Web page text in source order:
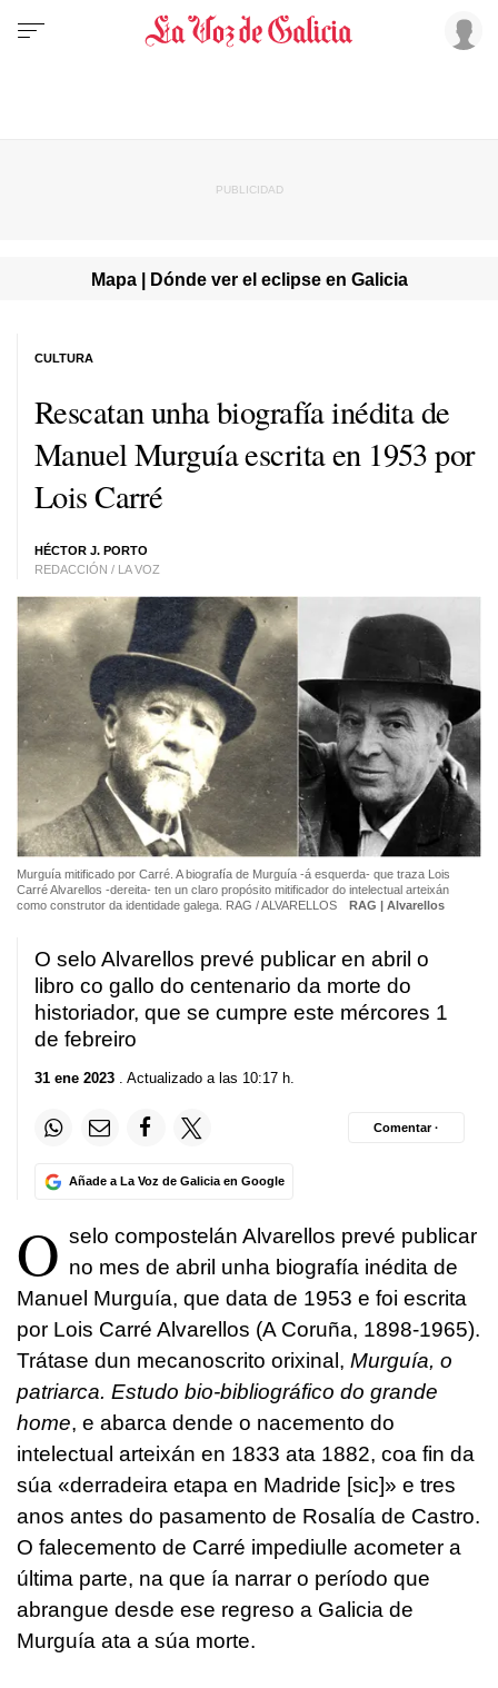
Mapa | Dónde ver el eclipse en Galicia
Rescatan unha biografía inédita de
Manuel Murguía escrita en 1953 por
Lois Carré
HÉCTOR J. PORTO
REDACCIÓN / LA VOZ
CULTURA
Murguía mitificado por Carré. A biografía de Murguía -á esquerda- que traza Lois
Carré Alvarellos -dereita- ten un claro propósito mitificador do intelectual arteixán
como construtor da identidade galega. RAG / ALVARELLOS
RAG | Alvarellos
O selo Alvarellos prevé publicar en abril o
libro co gallo do centenario da morte do
historiador, que se cumpre este mércores 1
de febreiro
31 ene 2023 . Actualizado a las 10:17 h.
Añade a La Voz de Galicia en Google
Comentar ·
O selo compostelán Alvarellos prevé publicar
no mes de abril unha biografía inédita de
Manuel Murguía, que data de 1953 e foi escrita
por Lois Carré Alvarellos (A Coruña, 1898-1965).
Trátase dun mecanoscrito orixinal, Murguía, o
patriarca. Estudo bio-bibliográfico do grande
home, e abarca dende o nacemento do
intelectual arteixán en 1833 ata 1882, coa fin da
súa «derradeira etapa en Madride [sic]» e tres
anos antes do pasamento de Rosalía de Castro.
O falecemento de Carré impediulle acometer a
última parte, na que ía narrar o período que
abrangue desde ese regreso a Galicia de
Murguía ata a súa morte.